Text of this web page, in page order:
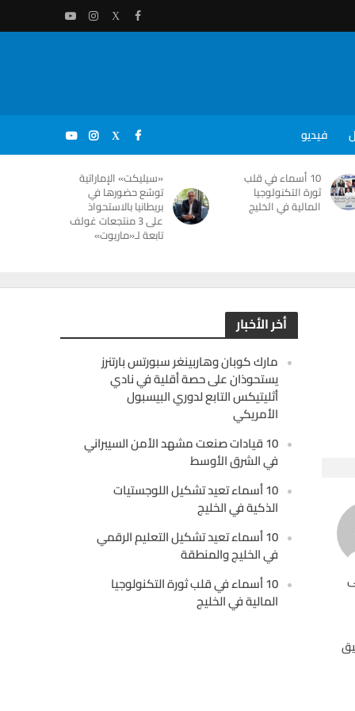
فيديو
10 أسماء في قلب
ثورة التكنولوجيا
المالية في الخليج
«سيليكت» الإماراتية
توسّع حضورها في
بريطانيا بالاستحواذ
على 3 منتجعات غولف
تابعة لـ«ماريوت»
أخر الأخبار
مارك كوبان وهاربينغر سبورتس بارتنرز
يستحوذان على حصة أقلية في نادي
أثليتيكس التابع لدوري البيسبول
الأمريكي
10 قيادات صنعت مشهد الأمن السيبراني
في الشرق الأوسط
10 أسماء تعيد تشكيل اللوجستيات
الذكية في الخليج
10 أسماء تعيد تشكيل التعليم الرقمي
في الخليج والمنطقة
10 أسماء في قلب ثورة التكنولوجيا
المالية في الخليج